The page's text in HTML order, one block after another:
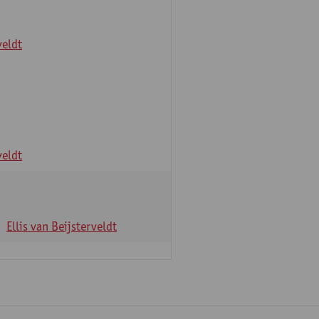
Ellis van Beijsterveldt